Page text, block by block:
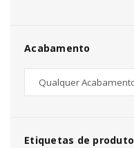
Acabamento
Etiquetas de produto